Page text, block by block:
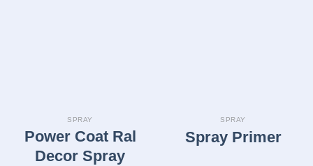
SPRAY
Power Coat Ral
Decor Spray
SPRAY
Spray Primer